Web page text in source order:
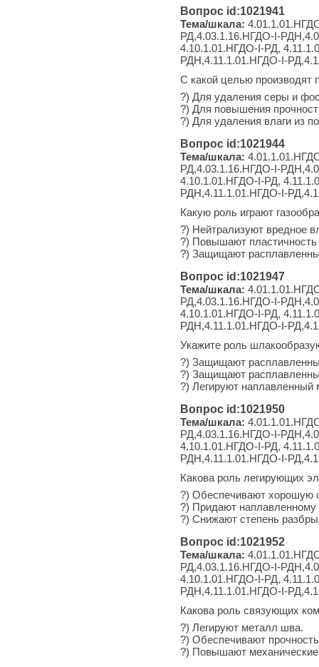
Вопрос id:1021941
Тема/шкала:
РД,4.03.1.16.НГДО-I-
4.10.1.01.НГДО-I-РД,
РДН,4.11.1.01.НГДО-I-
С какой целью производят
?) Для удаления серы и
?) Для повышения
?) Для удаления влаги из
Вопрос id:1021944
Тема/шкала:
РД,4.03.1.16.НГДО-I-
4.10.1.01.НГДО-I-РД,
РДН,4.11.1.01.НГДО-I-
Какую роль играют
?) Нейтрализуют вредное
?) Повышают пластичность
?) Защищают
Вопрос id:1021947
Тема/шкала:
РД,4.03.1.16.НГДО-I-
4.10.1.01.НГДО-I-РД,
РДН,4.11.1.01.НГДО-I-
Укажите роль
?) Защищают
?) Защищают
?) Легируют наплавленный
Вопрос id:1021950
Тема/шкала:
РД,4.03.1.16.НГДО-I-
4.10.1.01.НГДО-I-РД,
РДН,4.11.1.01.НГДО-I-
Какова роль легирующих
?) Обеспечивают хорошую
?) Придают
?) Снижают степень
Вопрос id:1021952
Тема/шкала:
РД,4.03.1.16.НГДО-I-
4.10.1.01.НГДО-I-РД,
РДН,4.11.1.01.НГДО-I-
Какова роль связующих
?) Легируют металл шва.
?) Обеспечивают
?) Повышают